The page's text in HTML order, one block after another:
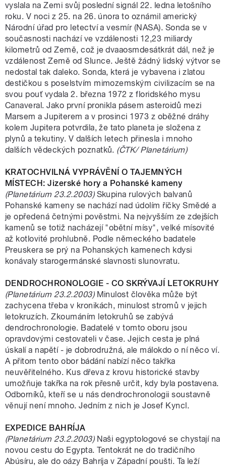
vyslala na Zemi svůj poslední signál 22. ledna letošního
roku. V noci z 25. na 26. února to oznámil americký
Národní úřad pro letectví a vesmír (NASA). Sonda se v
současnosti nachází ve vzdálenosti 12,23 miliardy
kilometrů od Země, což je dvaaosmdesátkrát dál, než je
vzdálenost Země od Slunce. Ještě žádný lidský výtvor se
nedostal tak daleko. Sonda, která je vybavena i zlatou
destičkou s poselstvím mimozemským civilizacím se na
svou pouť vydala 2. března 1972 z floridského mysu
Canaveral. Jako první pronikla pásem asteroidů mezi
Marsem a Jupiterem a v prosinci 1973 z oběžné dráhy
kolem Jupitera potvrdila, že tato planeta je složena z
plynů a tekutiny. V dalších letech přinesla i mnoho
dalších vědeckých poznatků. (ČTK/ Planetárium)
KRATOCHVILNÁ VYPRÁVĚNÍ O TAJEMNÝCH
MÍSTECH: Jizerské hory a Pohanské kameny
(Planetárium 23.2.2003)Skupina rulových balvanů
Pohanské kameny se nachází nad údolím říčky Smědé a
je opředená četnými pověstmi. Na nejvyšším ze zdejších
kamenů se totiž nacházejí "obětní mísy", velké mísovité
až kotlovité prohlubně. Podle německého badatele
Preuskera se prý na Pohanských kamenech kdysi
konávaly starogermánské slavnosti slunovratu.
DENDROCHRONOLOGIE - CO SKRÝVAJÍ LETOKRUHY
(Planetárium 23.2.2003)Minulost člověka může být
zachycena třeba v kronikách, minulost stromů v jejich
letokruzích. Zkoumáním letokruhů se zabývá
dendrochronologie. Badatelé v tomto oboru jsou
opravdovými cestovateli v čase. Jejich cesta je plná
úskalí a napětí - je dobrodružná, ale málokdo o ní něco ví.
A přitom tento obor bádání nabízí něco takřka
neuvěřitelného. Kus dřeva z krovu historické stavby
umožňuje takřka na rok přesně určit, kdy byla postavena.
Odborníků, kteří se u nás dendrochronologii soustavně
věnují není mnoho. Jedním z nich je Josef Kyncl.
EXPEDICE BAHRÍJA
(Planetárium 23.2.2003)Naši egyptologové se chystají na
novou cestu do Egypta. Tentokrát ne do tradičního
Abúsíru, ale do oázy Bahríja v Západní poušti. Ta leží